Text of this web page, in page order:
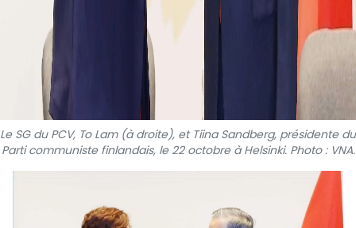
Le SG du PCV, To Lam (à droite), et Tiina Sandberg, présidente du
Parti communiste finlandais, le 22 octobre à Helsinki. Photo : VNA.